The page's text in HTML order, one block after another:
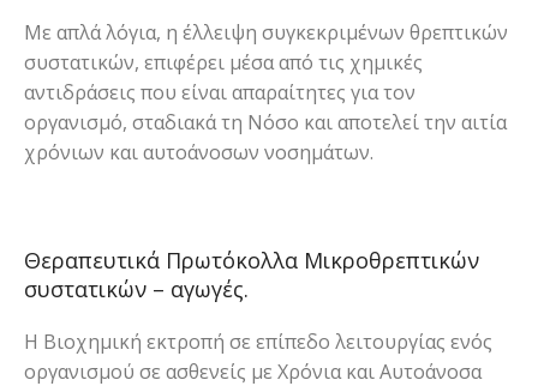
Με απλά λόγια, η έλλειψη συγκεκριμένων θρεπτικών
συστατικών, επιφέρει μέσα από τις χημικές
αντιδράσεις που είναι απαραίτητες για τον
οργανισμό, σταδιακά τη Νόσο και αποτελεί την αιτία
χρόνιων και αυτοάνοσων νοσημάτων.
Θεραπευτικά Πρωτόκολλα Μικροθρεπτικών
συστατικών – αγωγές.
Η Βιοχημική εκτροπή σε επίπεδο λειτουργίας ενός
οργανισμού σε ασθενείς με Χρόνια και Αυτοάνοσα